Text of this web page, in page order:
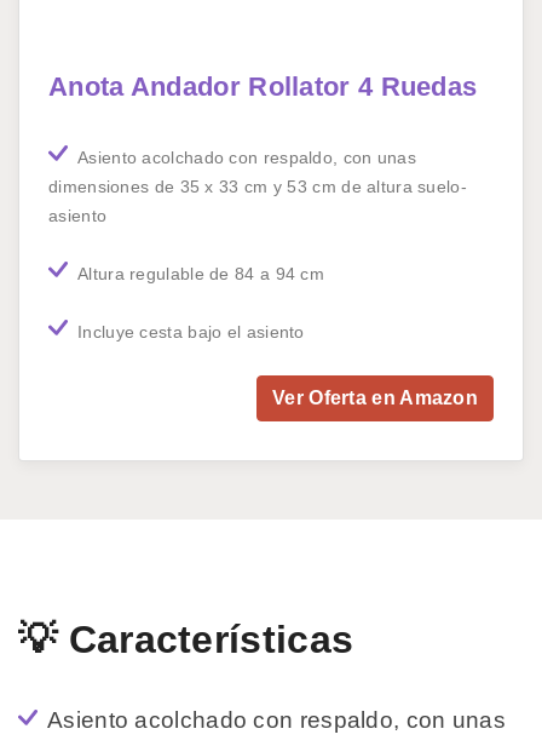
Anota Andador Rollator 4 Ruedas
Asiento acolchado con respaldo, con unas
dimensiones de 35 x 33 cm y 53 cm de altura suelo-
asiento
Altura regulable de 84 a 94 cm
Incluye cesta bajo el asiento
Ver Oferta en Amazon
💡 Características
Asiento acolchado con respaldo, con unas